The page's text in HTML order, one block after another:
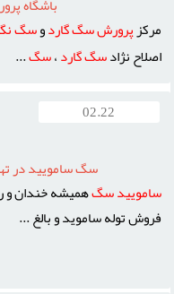
مرکزپرورشسگگاردوسگ
اصلاح نژادسگگارد،سگ...
02.22
سگ ساموييد در
ساموييدسگهميشه خندان و
فروش توله سامويد و بالغ ...